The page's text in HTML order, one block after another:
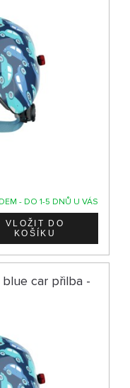
- DO 1-5 DNŮ U VÁS
blue car přilba -